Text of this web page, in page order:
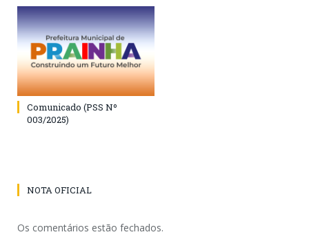
Comunicado (PSS Nº
003/2025)
NOTA OFICIAL
Os comentários estão fechados.